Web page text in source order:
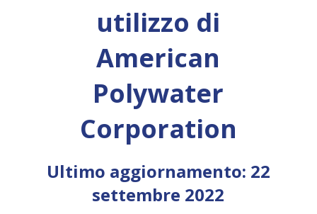
utilizzo di
American
Polywater
Corporation
Ultimo aggiornamento: 22
settembre 2022